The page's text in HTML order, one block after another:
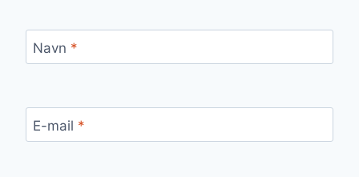
Navn *
E-mail *